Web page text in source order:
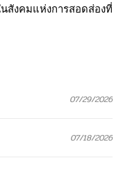
สังคมแห่งการสอดส่องที่
07/29/2026
07/18/2026